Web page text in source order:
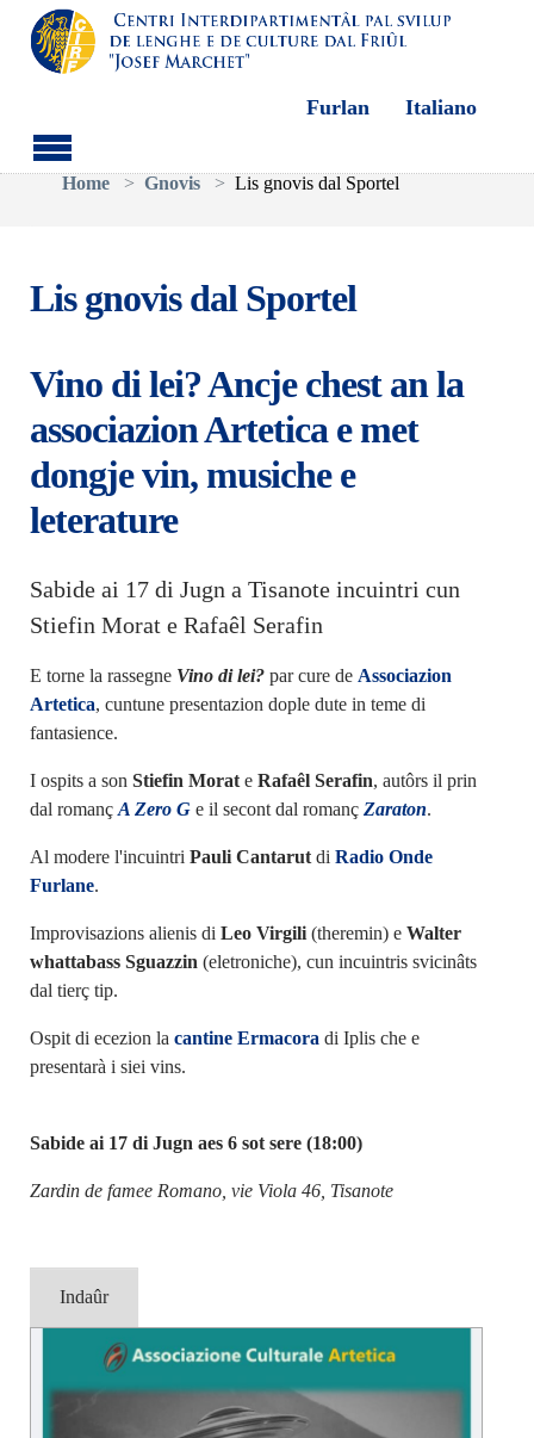
Aller au contenu principal
Furlan Italiano
Vous êtes ici:
Home
Gnovis Lis gnovis dal Sportel
Lis gnovis dal Sportel
Vino di lei? Ancje chest an la
associazion Artetica e met
dongje vin, musiche e
leterature
Sabide ai 17 di Jugn a Tisanote incuintri cun
Stiefin Morat e Rafaêl Serafin
E torne la rassegne Vino di lei?par cure de Associazion
Artetica, cuntune presentazion dople dute in teme di
fantasience.
I ospits a son Stiefin Morate Rafaêl Serafin, autôrs il prin
dal romanç A Zero Ge il secont dal romanç Zaraton.
Al modere l'incuintri Pauli Cantarutdi Radio Onde
Furlane.
Improvisazions alienis di Leo Virgili(theremin) e Walter
whattabass Sguazzin (eletroniche), cun incuintris svicinâts
dal tierç tip.
Ospit di ecezion la cantine Ermacora di Iplis che e
presentarà i siei vins.
Sabide ai 17 di Jugn aes 6 sot sere (18:00)
Zardin de famee Romano, vie Viola 46, Tisanote
Indaûr